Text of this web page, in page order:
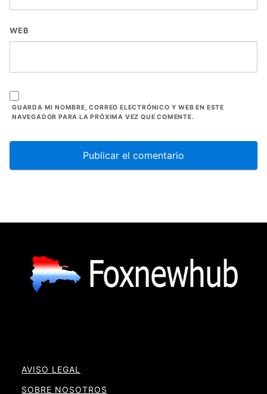
WEB
GUARDA MI NOMBRE, CORREO ELECTRÓNICO Y WEB EN ESTE
NAVEGADOR PARA LA PRÓXIMA VEZ QUE COMENTE.
AVISO LEGAL
SOBRE NOSOTROS